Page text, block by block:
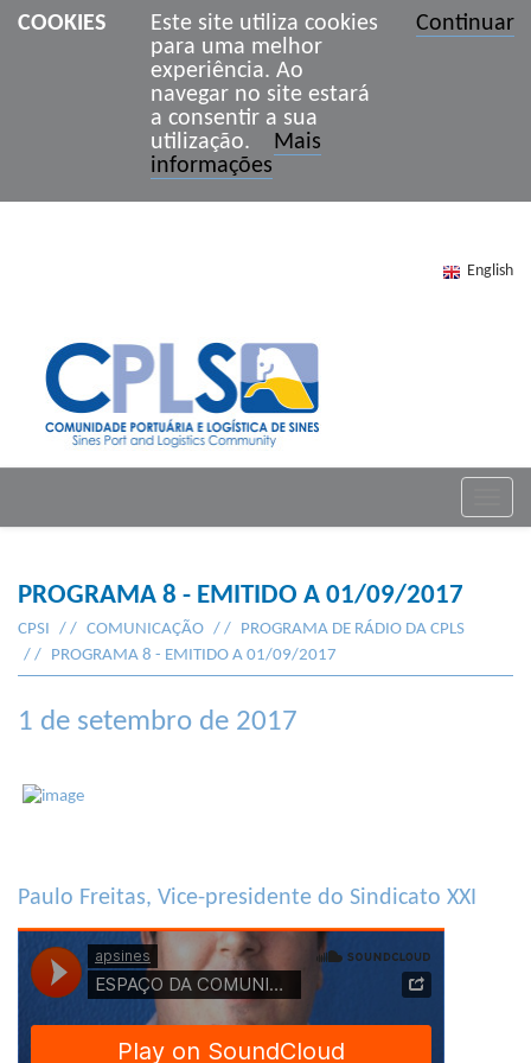
COOKIES
Este site utiliza cookies
para uma melhor
experiência. Ao
navegar no site estará
a consentir a sua
utilização. Mais
informações
Continuar
English
PROGRAMA 8 - EMITIDO A 01/09/2017
CPSI COMUNICAÇÃO
PROGRAMA DE RÁDIO DA CPLS
PROGRAMA 8 - EMITIDO A 01/09/2017
1 de setembro de 2017
Paulo Freitas, Vice-presidente do Sindicato XXI